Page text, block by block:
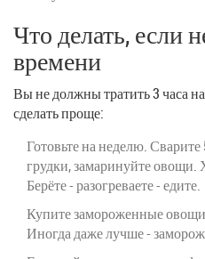
Что делать, если
времени
Вы не должны тратить 3 часа
сделать проще:
Готовьте на неделю.
грудки, замаринуйте овощи.
Берёте - разогреваете - едите.
Купите замороженные
Иногда даже лучше -